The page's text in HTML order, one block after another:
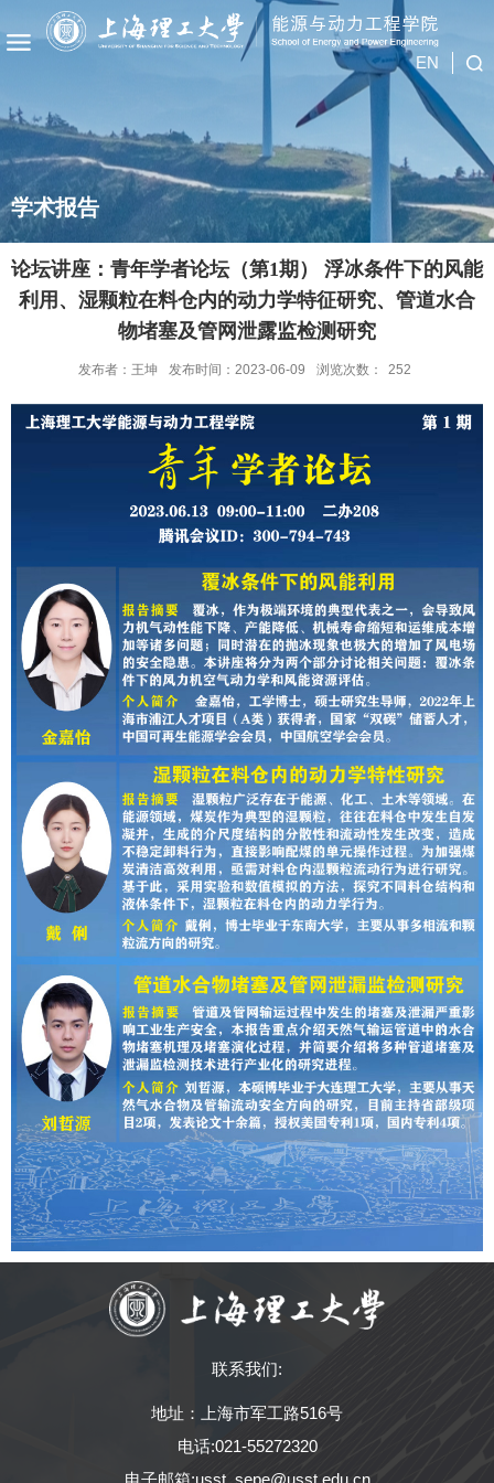
EN
学术报告
论坛讲座：青年学者论坛（第1期） 浮冰条件下的风能
利用、湿颗粒在料仓内的动力学特征研究、管道水合
物堵塞及管网泄露监检测研究
发布者：王坤 发布时间：2023-06-09 浏览次数： 252
联系我们:
地址：上海市军工路516号
电话:021-55272320
电子邮箱:usst_sepe@usst.edu.cn